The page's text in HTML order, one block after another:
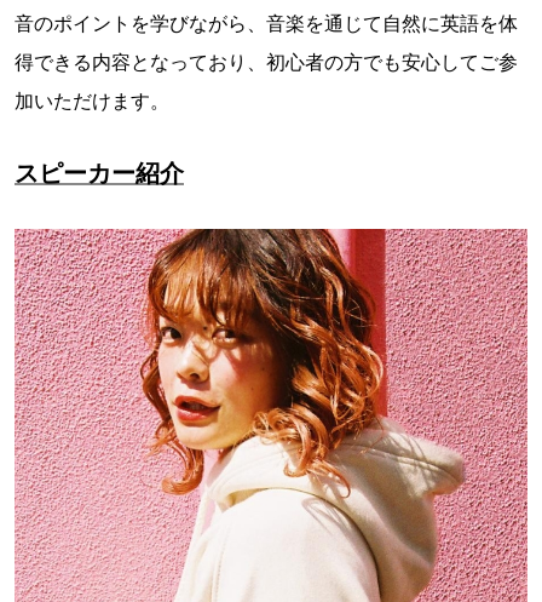
音のポイントを学びながら、音楽を通じて自然に英語を体
得できる内容となっており、初心者の方でも安心してご参
加いただけます。
スピーカー紹介